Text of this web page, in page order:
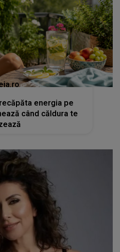
energia pe
când căldura te